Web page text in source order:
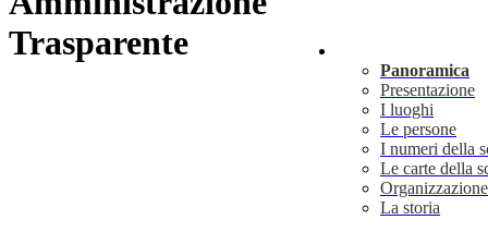
Panoramica
Presentazione
I luoghi
Le persone
I numeri della
Le carte della
Organizzazione
La storia
Trasparente